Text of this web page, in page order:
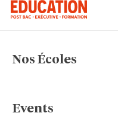
Nos Écoles
Events